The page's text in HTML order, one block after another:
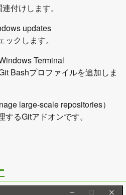
付けします。
updates
クします。
Terminal
Bashプロファイルを追加しま
large-scale repositories）
るGitアドオンです。